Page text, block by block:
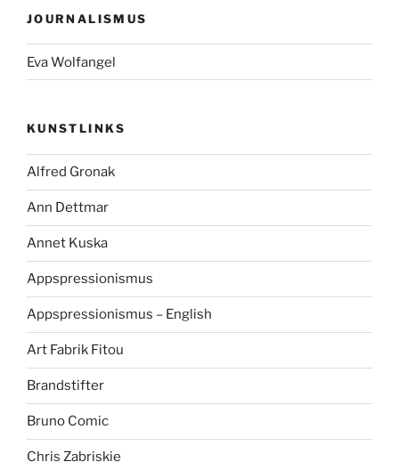
JOURNALISMUS
Eva Wolfangel
KUNSTLINKS
Alfred Gronak
Ann Dettmar
Annet Kuska
Appspressionismus
Appspressionismus – English
Art Fabrik Fitou
Brandstifter
Bruno Comic
Chris Zabriskie